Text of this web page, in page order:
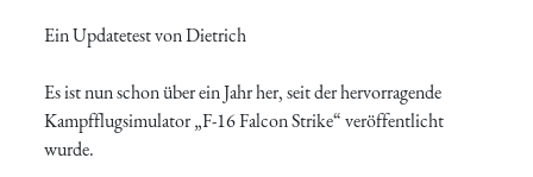
Ein Updatetest von Dietrich
Es ist nun schon über ein Jahr her, seit der hervorragende
Kampfflugsimulator „F-16 Falcon Strike“ veröffentlicht
wurde.